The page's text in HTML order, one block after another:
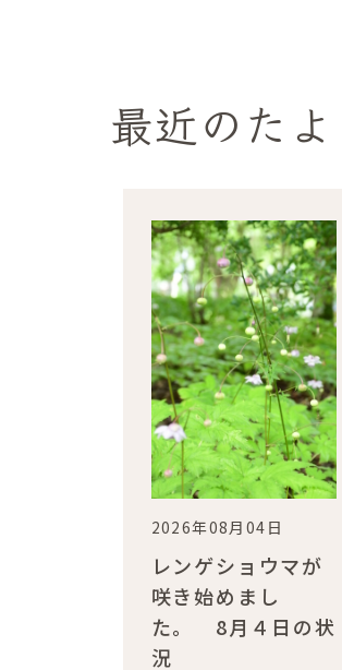
最近のたよ
2026年08月04日
レンゲショウマが
咲き始めまし
た。 8月４日の状
況